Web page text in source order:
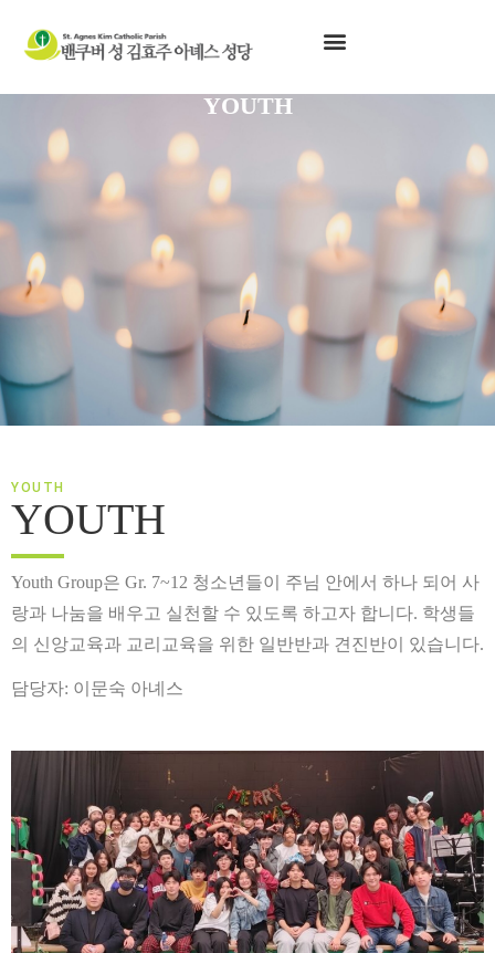
YOUTH
YOUTH
YOUTH
Youth Group은 Gr. 7~12 청소년들이 주님 안에서 하나 되어 사
랑과 나눔을 배우고 실천할 수 있도록 하고자 합니다. 학생들
의 신앙교육과 교리교육을 위한 일반반과 견진반이 있습니다.
담당자: 이문숙 아녜스